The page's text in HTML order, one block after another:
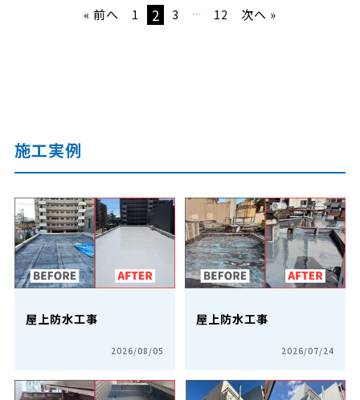
« 前へ 1 2 3 … 12 次へ »
施工実例
屋上防水工事
2026/08/05
屋上防水工事
2026/07/24